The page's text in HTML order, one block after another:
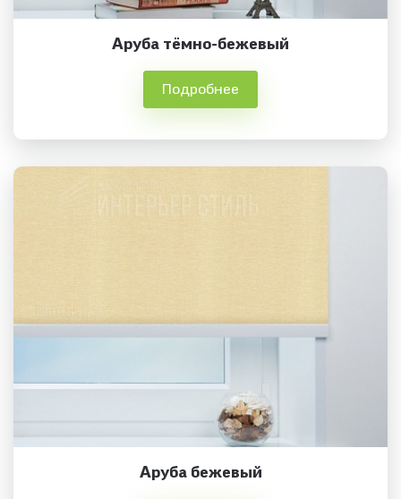
Аруба тёмно-бежевый
Подробнее
Аруба бежевый